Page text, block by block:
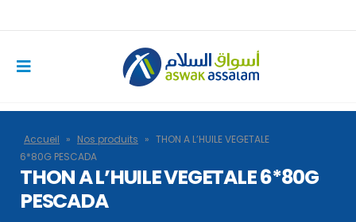
Accueil » Nos produits » THON A L’HUILE VEGETALE
6*80G PESCADA
THON A L’HUILE VEGETALE 6*80G
PESCADA